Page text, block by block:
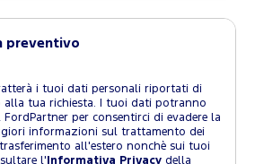
preventivo
i tuoi dati personali riportati di
alla tua richiesta. I tuoi dati potranno
FordPartner per consentirci di evadere la
informazioni sul trattamento dei
all'estero nonchè sui tuoi
l' Informativa Privacy della